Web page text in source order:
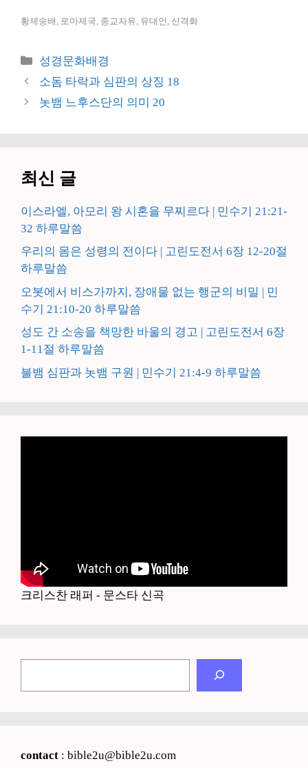
황제숭배, 로마제국, 종교자유, 유대인, 신격화
카
테
리
성경문화배경
소돔 타락과 심판의 상징 18
놋뱀 느후스단의 의미 20
최신 글
이스라엘, 아모리 왕 시혼을 무찌르다 | 민수기 21:21-
32 하루말씀
우리의 몸은 성령의 전이다 | 고린도전서 6장 12-20절
하루말씀
오봇에서 비스가까지, 장애물 없는 행군의 비밀 | 민
수기 21:10-20 하루말씀
성도 간 소송을 책망한 바울의 경고 | 고린도전서 6장
1-11절 하루말씀
불뱀 심판과 놋뱀 구원 | 민수기 21:4-9 하루말씀
크리스찬 래퍼 - 문스타 신곡
contact : bible2u@bible2u.com